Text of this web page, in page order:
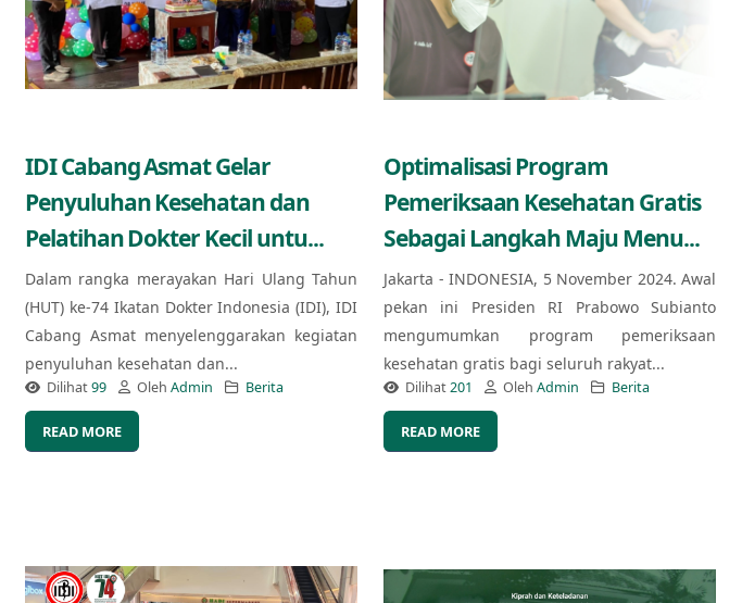
IDI Cabang Asmat Gelar
Penyuluhan Kesehatan dan
Pelatihan Dokter Kecil untu...
Dalam rangka merayakan Hari Ulang Tahun
(HUT) ke-74 Ikatan Dokter Indonesia (IDI), IDI
Cabang Asmat menyelenggarakan kegiatan
penyuluhan kesehatan dan...
Dilihat99 Oleh Admin Berita
READ MORE
Optimalisasi Program
Pemeriksaan Kesehatan Gratis
Sebagai Langkah Maju Menu...
Jakarta - INDONESIA, 5 November 2024. Awal
pekan ini Presiden RI Prabowo Subianto
mengumumkan program pemeriksaan
kesehatan gratis bagi seluruh rakyat...
Dilihat201 Oleh Admin Berita
READ MORE